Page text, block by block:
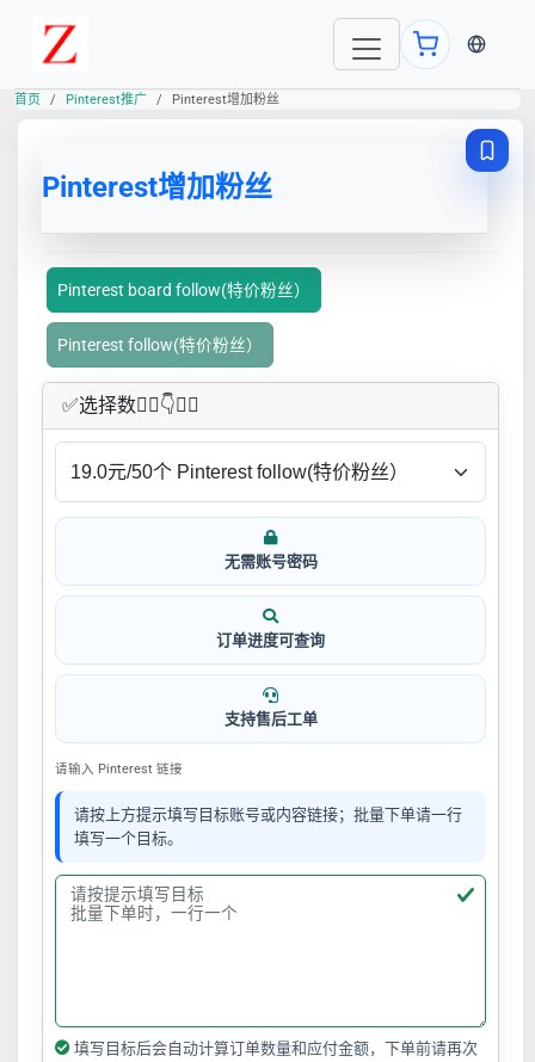
当前语
首页 Pinterest推广 Pinterest增加粉丝
Pinterest增加粉丝
Pinterest board follow(特价粉丝）
Pinterest follow(特价粉丝）
✅​选择数👇🏻​​👇👇🏻​​
无需账号密码
订单进度可查询
支持售后工单
请输入 Pinterest 链接
请按上方提示填写目标账号或内容链接；批量下单请一行
填写一个目标。
填写目标后会自动计算订单数量和应付金额，下单前请再次